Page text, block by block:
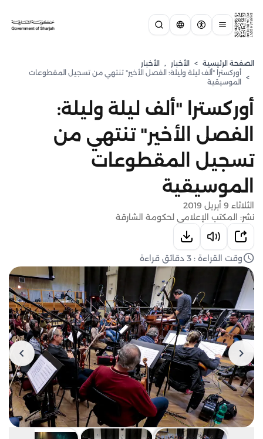
الصفحة الرئيسية > الأخبار , الأخبار
>
أوركسترا "ألف ليلة وليلة: الفصل الأخير" تنتهي من تسجيل المقطوعات
الموسيقية
أوركسترا "ألف ليلة وليلة:
الفصل الأخير" تنتهي من
تسجيل المقطوعات
الموسيقية
الثلاثاء 9 أبريل 2019
نشر: المكتب الإعلامي لحكومة الشارقة
وقت القراءة : 3 دقائق قراءة